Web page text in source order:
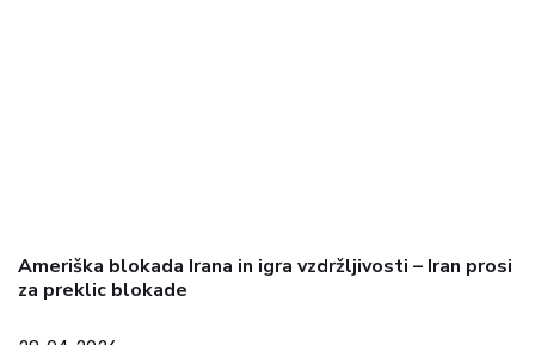
Ameriška blokada Irana in igra vzdržljivosti – Iran prosi
za preklic blokade